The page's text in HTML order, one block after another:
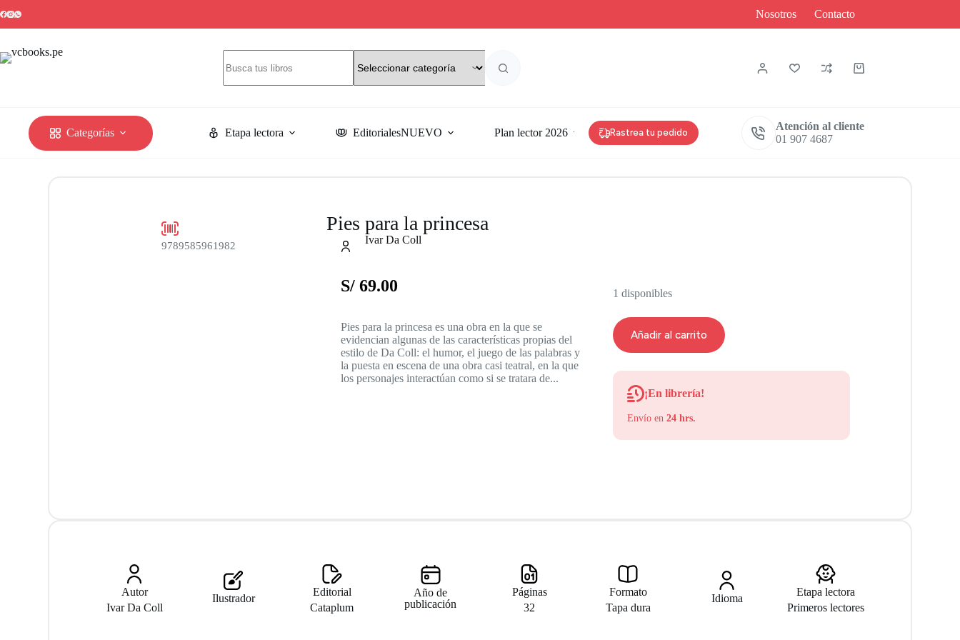
Nosotros Contacto
Categorías Etapa lectora EditorialesNUEVO Plan lector 2026 Rastrea tu pedido
Atención al cliente
01 907 4687
9789585961982
Pies para la princesa
Ivar Da Coll
S/69.00
Pies para la princesa es una obra en la que se
evidencian algunas de las características propias del
estilo de Da Coll: el humor, el juego de las palabras y
la puesta en escena de una obra casi teatral, en la que
los personajes interactúan como si se tratara de...
1 disponibles
Añadir al carrito
¡En librería!
Envío en 24 hrs.
Autor
Ivar Da Coll
Ilustrador
Editorial
Cataplum
Año de
publicación
Páginas
32
Formato
Tapa dura
Idioma
Etapa lectora
Primeros lectores